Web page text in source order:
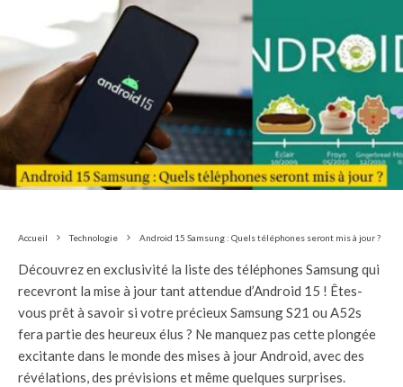
Accueil Technologie Android 15 Samsung : Quels téléphones seront mis à jour ?
Découvrez en exclusivité la liste des téléphones Samsung qui
recevront la mise à jour tant attendue d’Android 15 ! Êtes-
vous prêt à savoir si votre précieux Samsung S21 ou A52s
fera partie des heureux élus ? Ne manquez pas cette plongée
excitante dans le monde des mises à jour Android, avec des
révélations, des prévisions et même quelques surprises.